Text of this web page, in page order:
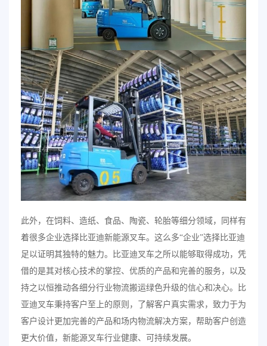
此外，在饲料、造纸、食品、陶瓷、轮胎等细分领域，同样有
着很多企业选择比亚迪新能源叉车。这么多“企业”选择比亚迪
足以证明其独特的魅力。比亚迪叉车之所以能够取得成功，凭
借的是其对核心技术的掌控、优质的产品和完善的服务，以及
持之以恒推动各细分行业物流搬运绿色升级的信心和决心。比
亚迪叉车秉持客户至上的原则，了解客户真实需求，致力于为
客户设计更加完善的产品和场内物流解决方案，帮助客户创造
更大价值，新能源叉车行业健康、可持续发展。